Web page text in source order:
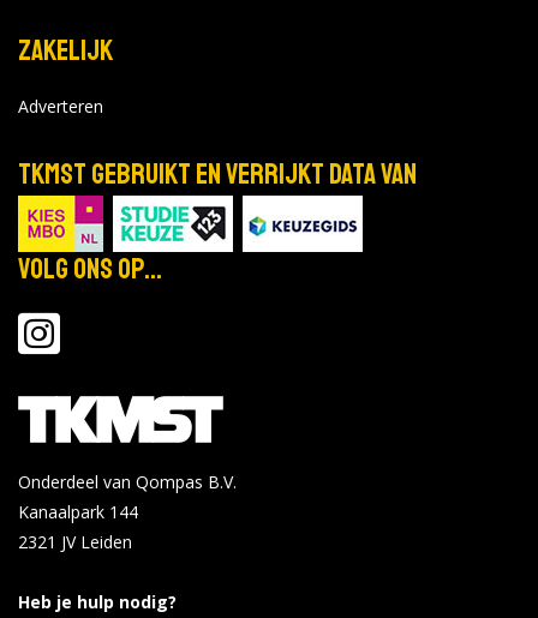
Zakelijk
Adverteren
TKMST gebruikt en verrijkt data van
Volg ons op...
Onderdeel van Qompas B.V.
Kanaalpark 144
2321 JV Leiden
Heb je hulp nodig?